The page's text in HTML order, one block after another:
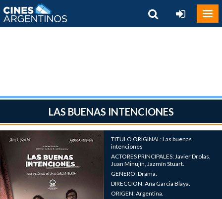
LAS BUENAS INTENCIONES
TITULO ORIGINAL: Las buenas
intenciones
ACTORES PRINCIPALES: Javier Drolas,
Juan Minujín, Jazmín Stuart.
GENERO: Drama.
DIRECCION: Ana Garcia Blaya.
ORIGEN: Argentina.